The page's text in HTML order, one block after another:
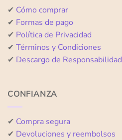
✔ Cómo comprar
✔ Formas de pago
✔ Política de Privacidad
✔ Términos y Condiciones
✔ Descargo de Responsabilidad
CONFIANZA
✔ Compra segura
✔ Devoluciones y reembolsos